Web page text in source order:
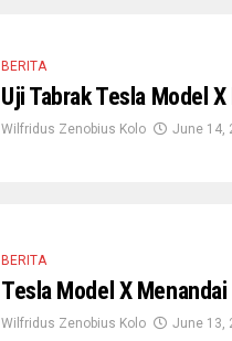
BERITA
Uji Tabrak Tesla Model
Wilfridus Zenobius Kolo June 14,
BERITA
Tesla Model X
Wilfridus Zenobius Kolo June 13,